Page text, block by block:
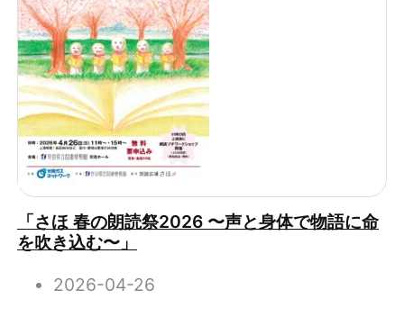
「さほ 春の朗読祭2026 〜声と身体で物語に命
を吹き込む〜」
2026-04-26